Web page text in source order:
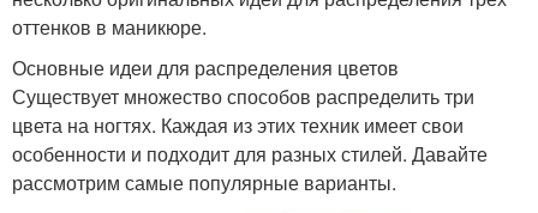
оттенков в маникюре.
Основные идеи для распределения цветов
Существует множество способов распределить три
цвета на ногтях. Каждая из этих техник имеет свои
особенности и подходит для разных стилей. Давайте
рассмотрим самые популярные варианты.